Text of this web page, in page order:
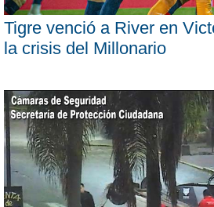
Tigre venció a River en
la crisis del Millonario